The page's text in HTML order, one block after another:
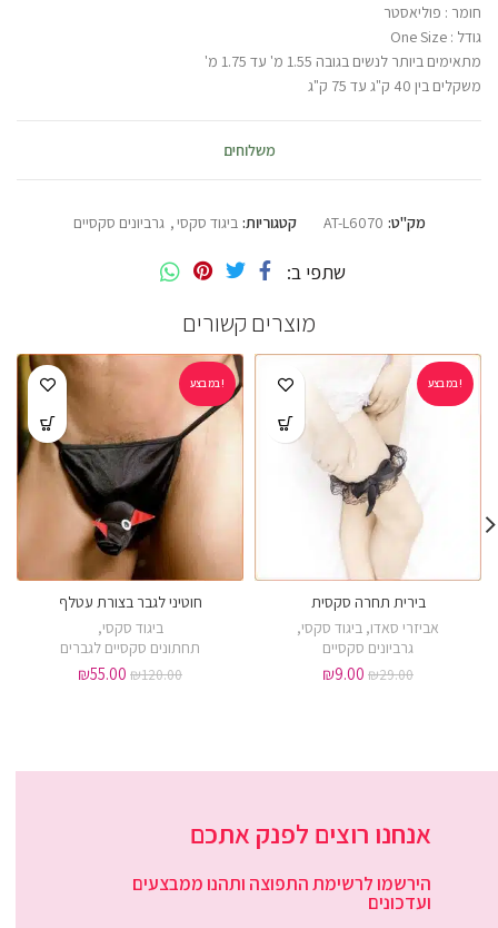
חומר : פוליאסטר
גודל : One Size
מתאימים ביותר לנשים בגובה 1.55 מ' עד 1.75 מ'
משקלים בין 40 ק"ג עד 75 ק"ג
משלוחים
מק"ט: AT-L6070 קטגוריות: ביגוד סקסי, גרביונים סקסיים
שתפי ב
מוצרים קשורים
במבצע!
בירית תחרה סקסית
אביזרי סאדו, ביגוד סקסי,
גרביונים סקסיים
₪29.00
₪9.00
במבצע!
חוטיני לגבר בצורת עטלף
ביגוד סקסי,
תחתונים סקסיים לגברים
₪120.00
₪55.00
אנחנו רוצים לפנק אתכם
הירשמו לרשימת התפוצה ותהנו ממבצעים
ועדכונים